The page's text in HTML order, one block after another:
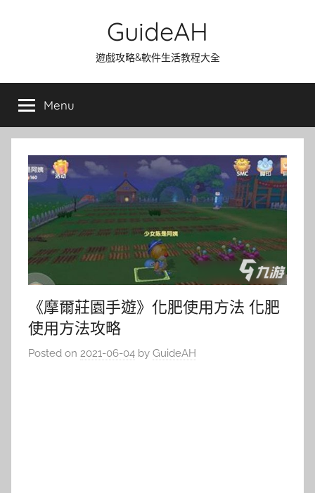
GuideAH
遊戲攻略&軟件生活教程大全
Menu
《摩爾莊園手遊》化肥使用方法 化肥
使用方法攻略
Posted on 2021-06-04 by GuideAH